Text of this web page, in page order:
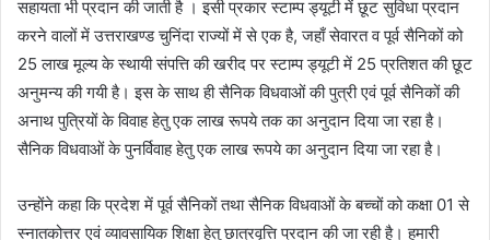
सहायता भी प्रदान की जाती है । इसी प्रकार स्टाम्प ड्यूटी में छूट सुविधा प्रदान
करने वालों में उत्तराखण्ड चुनिंदा राज्यों में से एक है, जहाँ सेवारत व पूर्व सैनिकों को
25 लाख मूल्य के स्थायी संपत्ति की खरीद पर स्टाम्प ड्यूटी में 25 प्रतिशत की छूट
अनुमन्य की गयी है। इस के साथ ही सैनिक विधवाओं की पुत्री एवं पूर्व सैनिकों की
अनाथ पुत्रियों के विवाह हेतु एक लाख रूपये तक का अनुदान दिया जा रहा है।
सैनिक विधवाओं के पुनर्विवाह हेतु एक लाख रूपये का अनुदान दिया जा रहा है।
उन्होंने कहा कि प्रदेश में पूर्व सैनिकों तथा सैनिक विधवाओं के बच्चों को कक्षा 01 से
स्नातकोत्तर एवं व्यावसायिक शिक्षा हेतु छात्रवृत्ति प्रदान की जा रही है। हमारी